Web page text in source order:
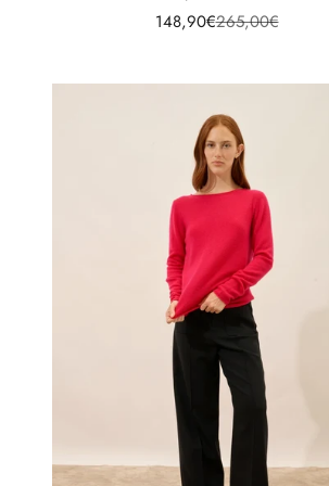
Prix de vente
148,90€Prix normal
265,00€